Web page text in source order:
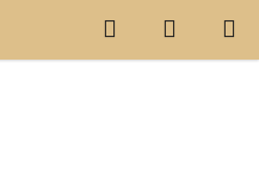
Hledat
KOŠÍK